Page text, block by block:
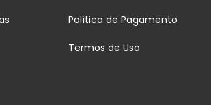
Política de Pagamento
Termos de Uso